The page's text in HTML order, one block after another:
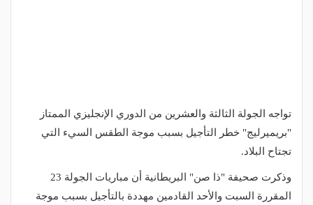
تواجه الجولة الثالثة والعشرين من الدوري الإنجليزي الممتاز
"بريميرليج" خطر التأجيل بسبب موجة الطقس السيء التي
تجتاح البلاد.
وذكرت صحيفة "ذا صن" البريطانية أن مباريات الجولة 23
المقررة السبت والأحد القادمين مهددة بالتأجيل بسبب موجة